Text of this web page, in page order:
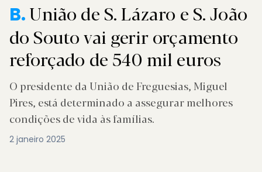
B.União de S. Lázaro e S. João
do Souto vai gerir orçamento
reforçado de 540 mil euros
O presidente da União de Freguesias, Miguel
Pires, está determinado a assegurar melhores
condições de vida às famílias.
2 janeiro 2025